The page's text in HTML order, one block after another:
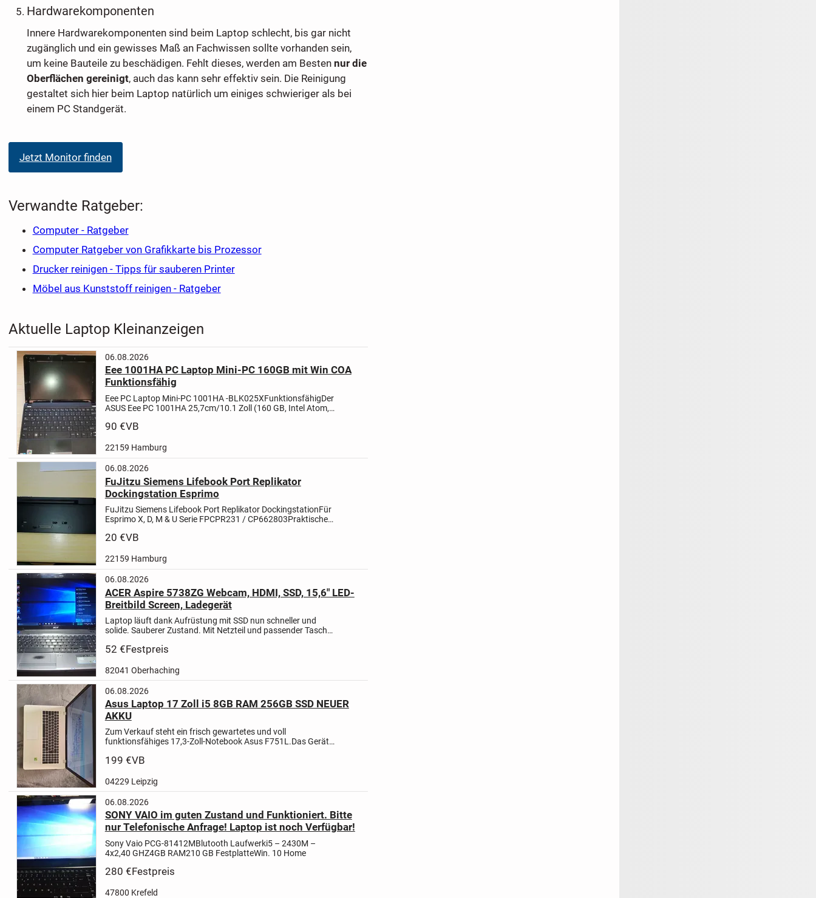
Hardwarekomponenten
Innere Hardwarekomponenten sind beim Laptop schlecht, bis gar nicht
zugänglich und ein gewisses Maß an Fachwissen sollte vorhanden sein,
um keine Bauteile zu beschädigen. Fehlt dieses, werden am Bestennur die
Oberflächen gereinigt, auch das kann sehr effektiv sein. Die Reinigung
gestaltet sich hier beim Laptop natürlich um einiges schwieriger als bei
einem PC Standgerät.
Jetzt Monitor finden
Verwandte Ratgeber:
Computer - Ratgeber
Computer Ratgeber von Grafikkarte bis Prozessor
Drucker reinigen - Tipps für sauberen Printer
Möbel aus Kunststoff reinigen - Ratgeber
Aktuelle Laptop Kleinanzeigen
06.08.2026
Eee 1001HA PC Laptop Mini-PC 160GB mit Win COA
Funktionsfähig
Eee PC Laptop Mini-PC 1001HA -BLK025XFunktionsfähigDer
ASUS Eee PC 1001HA 25,7cm/10.1 Zoll (160 GB, Intel Atom,
integrierten 0,3 MP...
90 €VB
22159 Hamburg
06.08.2026
FuJitzu Siemens Lifebook Port Replikator
Dockingstation Esprimo
FuJitzu Siemens Lifebook Port Replikator DockingstationFür
Esprimo X, D, M & U Serie FPCPR231 / CP662803Praktische
SchrittDazu ein Netzteil...
20 €VB
22159 Hamburg
06.08.2026
ACER Aspire 5738ZG Webcam, HDMI, SSD, 15,6" LED-
Breitbild Screen, Ladegerät
Laptop läuft dank Aufrüstung mit SSD nun schneller und
solide. Sauberer Zustand. Mit Netzteil und passender Tasche!
Bitte Bilder beachten!!!V...
52 €Festpreis
82041 Oberhaching
06.08.2026
Asus Laptop 17 Zoll i5 8GB RAM 256GB SSD NEUER
AKKU
Zum Verkauf steht ein frisch gewartetes und voll
funktionsfähiges 17,3-Zoll-Notebook Asus F751L.​Das Gerät
aufgewertet – ideal für Schule, Office,...
199 €VB
04229 Leipzig
06.08.2026
SONY VAIO im guten Zustand und Funktioniert. Bitte
nur Telefonische Anfrage! Laptop ist noch Verfügbar!
Sony Vaio PCG-81412MBlutooth Laufwerki5 – 2430M –
4x2,40 GHZ4GB RAM210 GB FestplatteWin. 10 Home
280 €Festpreis
47800 Krefeld